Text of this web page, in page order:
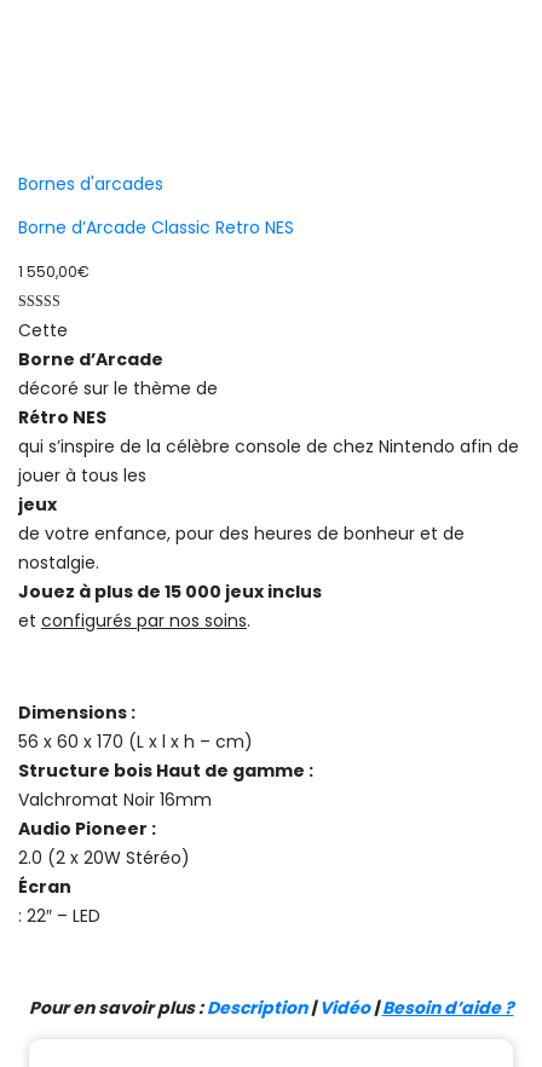
Bornes d'arcades
Borne d’Arcade Classic Retro NES
1 550,00€
Note
5.00
sur 5
Cette
Borne d’Arcade
décoré sur le thème de
Rétro NES
qui s’inspire de la célèbre console de chez Nintendo afin de
jouer à tous les
jeux
de votre enfance, pour des heures de bonheur et de
nostalgie.
Jouez à plus de 15 000 jeux inclus
et configurés par nos soins.
Dimensions :
56 x 60 x 170 (L x l x h – cm)
Structure bois Haut de gamme :
Valchromat Noir 16mm
Audio Pioneer :
2.0 (2 x 20W Stéréo)
Écran
: 22″ – LED
Pour en savoir plus :Description|Vidéo|Besoin d’aide ?